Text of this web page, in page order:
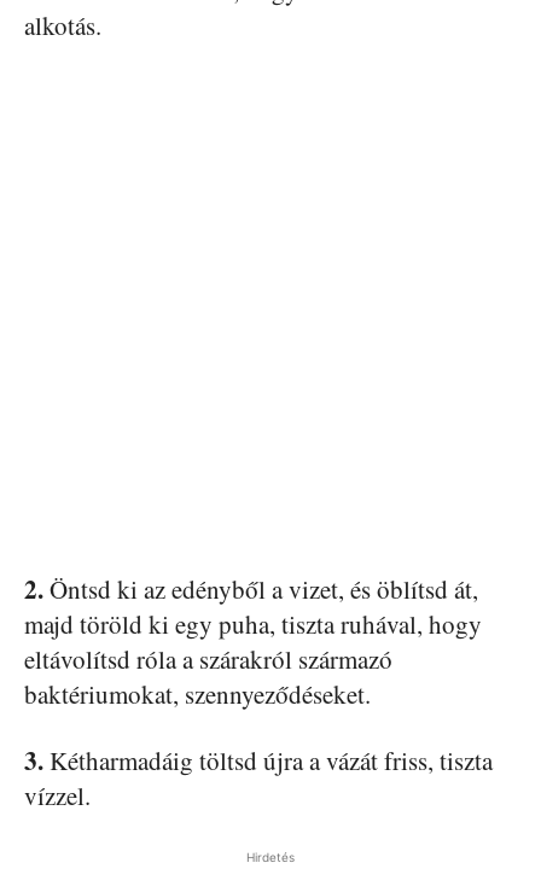
alkotás.
2.Öntsd ki az edényből a vizet, és öblítsd át,
majd töröld ki egy puha, tiszta ruhával, hogy
eltávolítsd róla a szárakról származó
baktériumokat, szennyeződéseket.
3.Kétharmadáig töltsd újra a vázát friss, tiszta
vízzel.
Hirdetés